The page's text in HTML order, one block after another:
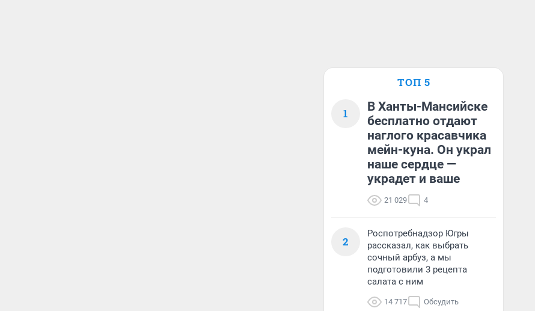
ТОП 5
1
В Ханты-Мансийске
бесплатно отдают
наглого красавчика
мейн-куна. Он украл
наше сердце —
украдет и ваше
21 029 4
2
Роспотребнадзор Югры
рассказал, как выбрать
сочный арбуз, а мы
подготовили 3 рецепта
салата с ним
14 717 Обсудить